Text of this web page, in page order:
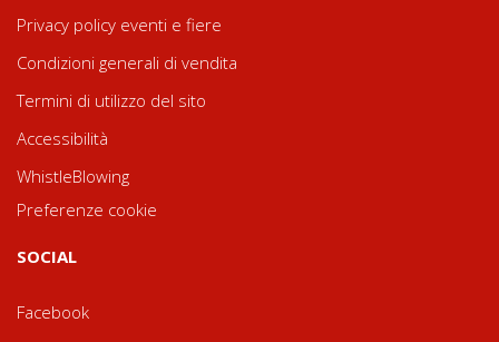
Privacy policy eventi e fiere
Condizioni generali di vendita
Termini di utilizzo del sito
Accessibilità
WhistleBlowing
Preferenze cookie
SOCIAL
Facebook